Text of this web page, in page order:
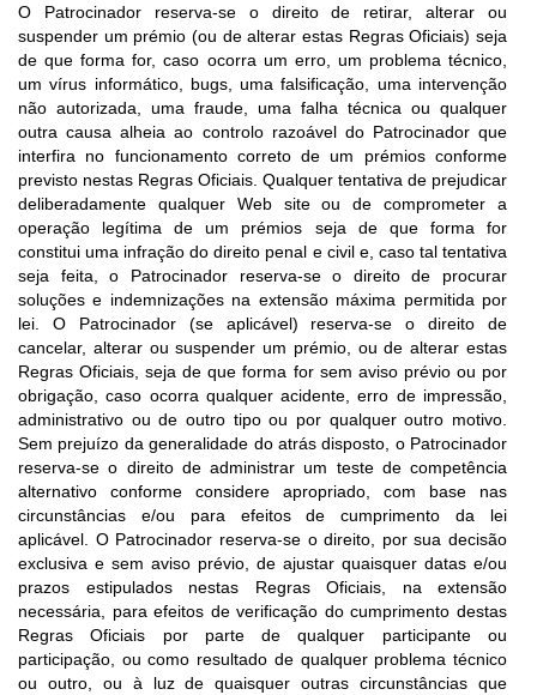
O Patrocinador reserva-se o direito de retirar, alterar ou
suspender um prémio (ou de alterar estas Regras Oficiais) seja
de que forma for, caso ocorra um erro, um problema técnico,
um vírus informático, bugs, uma falsificação, uma intervenção
não autorizada, uma fraude, uma falha técnica ou qualquer
outra causa alheia ao controlo razoável do Patrocinador que
interfira no funcionamento correto de um prémios conforme
previsto nestas Regras Oficiais. Qualquer tentativa de prejudicar
deliberadamente qualquer Web site ou de comprometer a
operação legítima de um prémios seja de que forma for
constitui uma infração do direito penal e civil e, caso tal tentativa
seja feita, o Patrocinador reserva-se o direito de procurar
soluções e indemnizações na extensão máxima permitida por
lei. O Patrocinador (se aplicável) reserva-se o direito de
cancelar, alterar ou suspender um prémio, ou de alterar estas
Regras Oficiais, seja de que forma for sem aviso prévio ou por
obrigação, caso ocorra qualquer acidente, erro de impressão,
administrativo ou de outro tipo ou por qualquer outro motivo.
Sem prejuízo da generalidade do atrás disposto, o Patrocinador
reserva-se o direito de administrar um teste de competência
alternativo conforme considere apropriado, com base nas
circunstâncias e/ou para efeitos de cumprimento da lei
aplicável. O Patrocinador reserva-se o direito, por sua decisão
exclusiva e sem aviso prévio, de ajustar quaisquer datas e/ou
prazos estipulados nestas Regras Oficiais, na extensão
necessária, para efeitos de verificação do cumprimento destas
Regras Oficiais por parte de qualquer participante ou
participação, ou como resultado de qualquer problema técnico
ou outro, ou à luz de quaisquer outras circunstâncias que